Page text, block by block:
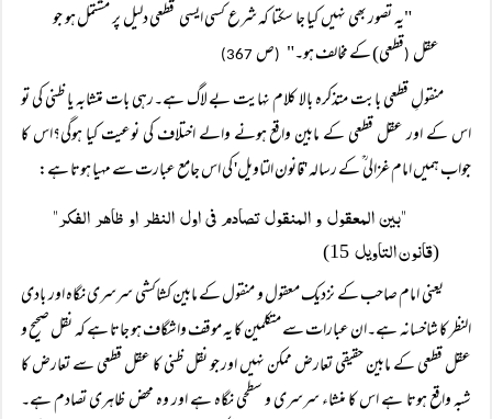
"یہ تصور بھی نہیں کیا جا سکتا کہ شرع کسی ایسی قطعی دلیل پر مشتمل ہو جو
عقل (قطعی) کے مخالف ہو۔" (ص
منقولِ قطعی بابت متذکرہ بالا کلام نہایت بے لاگ ہے۔رہی بات متشابہ یا ظنی کی تو
اس کے اور عقل قطعی کے مابین واقع ہونے والے اختلاف کی نوعیت کیا ہوگی؟اس کا
جواب ہمیں امام غزالی ؒ کے رسالہ 'قانون التاویل' کی اس جامع عبارت سے مہیا ہوتا ہے:
"بین المعقول و المنقول تصادم فی اول النظر او ظاھر الفکر"
(قانون التاویل15)
یعنی امام صاحب کے نزدیک معقول و منقول کے مابین کشاکشی سرسری نگاہ اور بادی
النظر کا شاخسانہ ہے۔ان عبارات سے متکلمین کا یہ موقف واشگاف ہو جاتا ہے کہ نقل صحیح و
عقل قطعی کے مابین حقیقی تعارض ممکن نہیں اور جو نقل ظنی کا عقل قطعی سے تعارض کا
شبہ واقع ہوتا ہے اس کا منشاء سرسری و سطحی نگاہ ہے اور وہ محض ظاہری تصادم ہے۔